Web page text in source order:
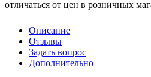
отличаться от цен в розничных
Описание
Отзывы
Задать вопрос
Дополнительно